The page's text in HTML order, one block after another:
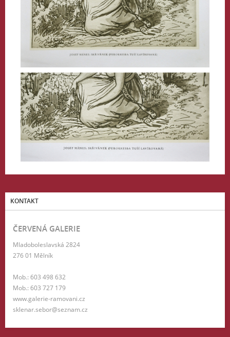
KONTAKT
ČERVENÁ GALERIE
Mladoboleslavská 2824
276 01 Mělník
Mob.: 603 498 632
Mob.: 603 727 179
www.galerie-ramovani.cz
sklenar.sebor@seznam.cz